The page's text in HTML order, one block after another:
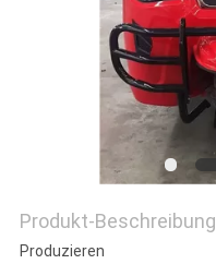
PRIVACY
Produkt-Beschreibung
Produzieren